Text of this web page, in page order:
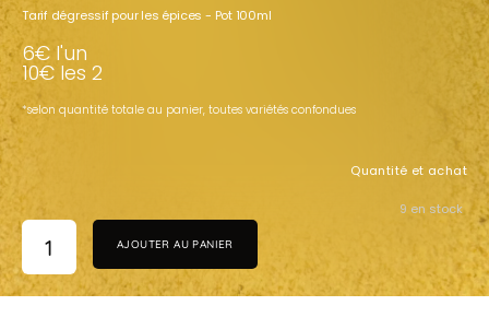
Tarif dégressif pour les épices - Pot 100ml
6€ l'un
10€ les 2
*selon quantité totale au panier, toutes variétés confondues
Quantité et achat
9 en stock
AJOUTER AU PANIER